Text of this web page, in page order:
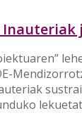
sustrai